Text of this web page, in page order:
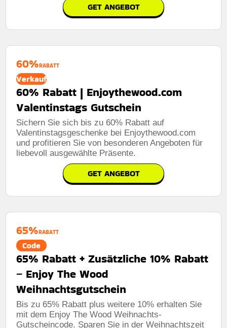
GET ANGEBOT
60%RABATT
Verkauf
60% Rabatt | Enjoythewood.com
Valentinstags Gutschein
Sichern Sie sich bis zu 60% Rabatt auf
Valentinstagsgeschenke bei Enjoythewood.com
und profitieren Sie von besonderen Angeboten für
liebevoll ausgewählte Präsente.
GET ANGEBOT
65%RABATT
Code
65% Rabatt + Zusätzliche 10% Rabatt
– Enjoy The Wood
Weihnachtsgutschein
Bis zu 65% Rabatt plus weitere 10% erhalten Sie
mit dem Enjoy The Wood Weihnachts-
Gutscheincode. Sparen Sie in der Weihnachtszeit